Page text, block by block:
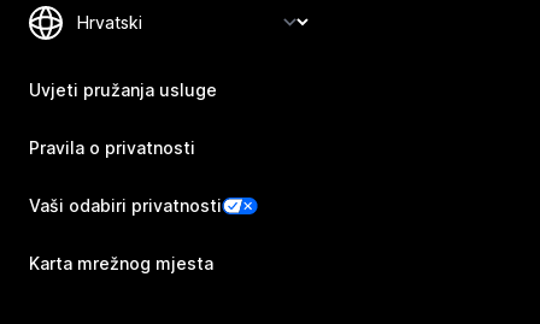
Uvjeti pružanja usluge
Pravila o privatnosti
Vaši odabiri privatnosti
Karta mrežnog mjesta